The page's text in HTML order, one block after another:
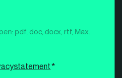
pdf, doc, docx, rtf, Max.
*